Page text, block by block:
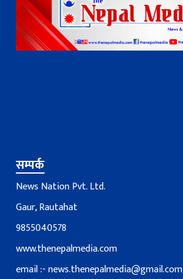
सम्पर्क
News Nation Pvt. Ltd.
Gaur, Rautahat
9855040578
www.thenepalmedia.com
email :-news.thenepalmedia@gmail.com